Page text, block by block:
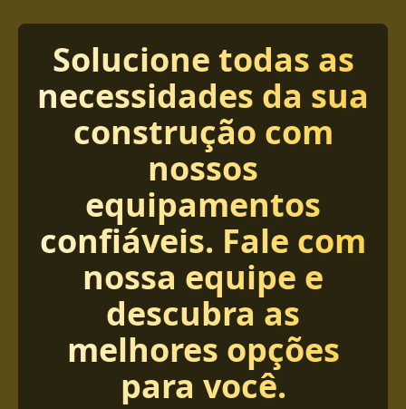
Solucione todas as
necessidades da sua
construção com
nossos
equipamentos
confiáveis. Fale com
nossa equipe e
descubra as
melhores opções
para você.